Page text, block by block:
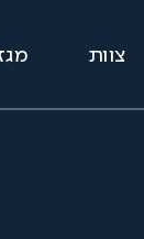
צוות